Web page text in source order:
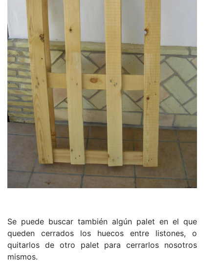
Se puede buscar también algún palet en el que
queden cerrados los huecos entre listones, o
quitarlos de otro palet para cerrarlos nosotros
mismos.